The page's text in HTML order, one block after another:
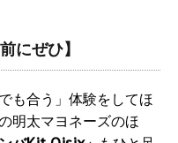
にぜひ】
も合う」体験をしてほ
明太マヨネーズのほ